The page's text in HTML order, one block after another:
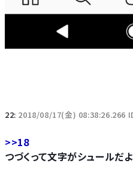
22: 2018/08/17(金) 08:38:26.266
>>18
つづくって文字がシュールだ